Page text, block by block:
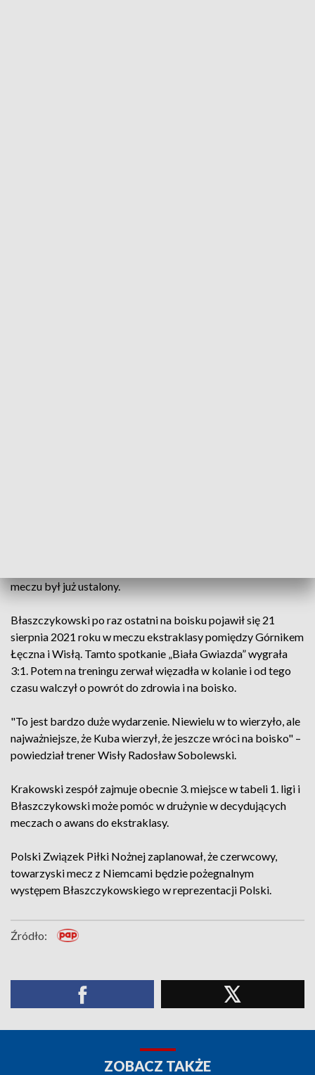
meczu był już ustalony.
Błaszczykowski po raz ostatni na boisku pojawił się 21
sierpnia 2021 roku w meczu ekstraklasy pomiędzy Górnikem
Łęczna i Wisłą. Tamto spotkanie „Biała Gwiazda” wygrała
3:1. Potem na treningu zerwał więzadła w kolanie i od tego
czasu walczył o powrót do zdrowia i na boisko.
"To jest bardzo duże wydarzenie. Niewielu w to wierzyło, ale
najważniejsze, że Kuba wierzył, że jeszcze wróci na boisko" –
powiedział trener Wisły Radosław Sobolewski.
Krakowski zespół zajmuje obecnie 3. miejsce w tabeli 1. ligi i
Błaszczykowski może pomóc w drużynie w decydujących
meczach o awans do ekstraklasy.
Polski Związek Piłki Nożnej zaplanował, że czerwcowy,
towarzyski mecz z Niemcami będzie pożegnalnym
występem Błaszczykowskiego w reprezentacji Polski.
Źródło:
ZOBACZ TAKŻE